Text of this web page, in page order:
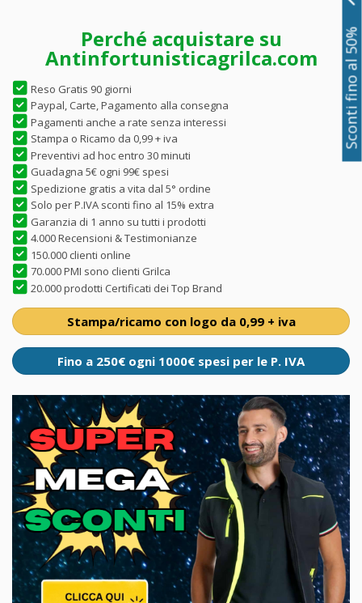
Perché acquistare su
Antinfortunisticagrilca.com
Reso Gratis 90 giorni
Paypal, Carte, Pagamento alla consegna
Pagamenti anche a rate senza interessi
Stampa o Ricamo da 0,99 + iva
Preventivi ad hoc entro 30 minuti
Guadagna 5€ ogni 99€ spesi
Spedizione gratis a vita dal 5° ordine
Solo per P.IVA sconti fino al 15% extra
Garanzia di 1 anno su tutti i prodotti
4.000 Recensioni & Testimonianze
150.000 clienti online
70.000 PMI sono clienti Grilca
20.000 prodotti Certificati dei Top Brand
Stampa/ricamo con logo da 0,99 + iva
Fino a 250€ ogni 1000€ spesi per le P. IVA
Sconti fino al 50%